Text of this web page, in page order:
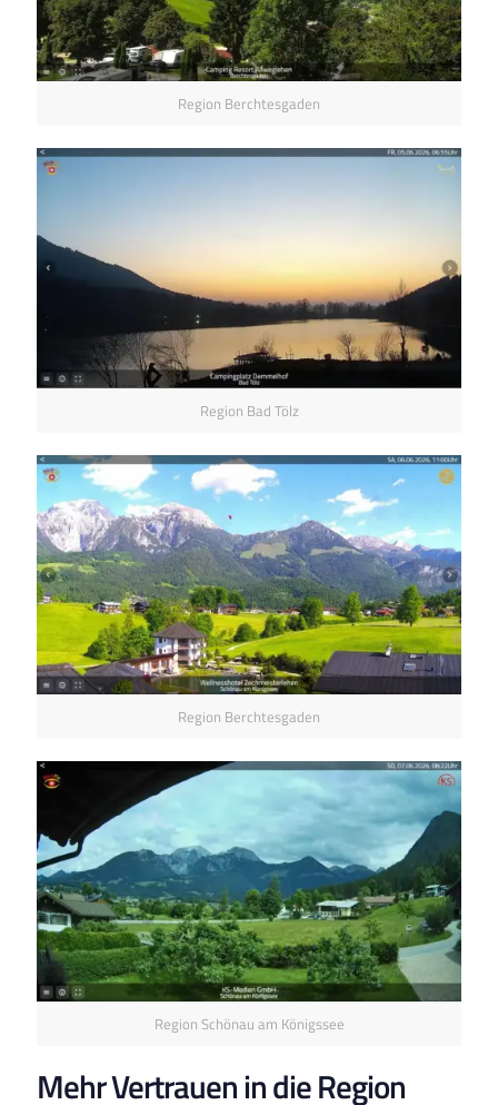
Region Berchtesgaden
Region Bad Tölz
Region Berchtesgaden
Region Schönau am Königssee
Mehr Vertrauen in die Region